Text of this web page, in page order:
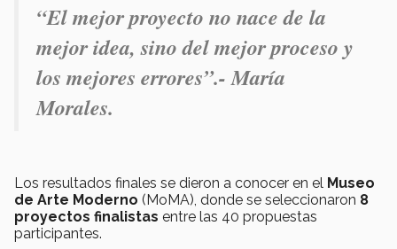
“El mejor proyecto no nace de la
mejor idea, sino del mejor proceso y
los mejores errores”.- María
Morales.
Los resultados finales se dieron a conocer en el Museo
de Arte Moderno (MoMA), donde se seleccionaron 8
proyectos finalistas entre las 40 propuestas
participantes.